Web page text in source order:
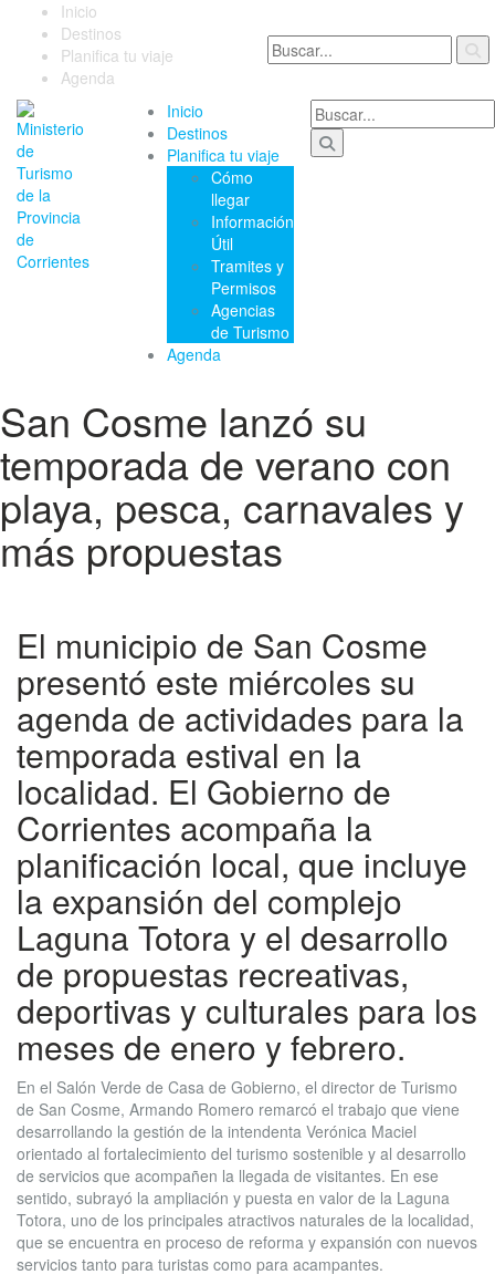
Inicio
Destinos
Planifica tu viaje
Agenda
Inicio
Destinos
Planifica tu viaje
Cómo
llegar
Información
Útil
Tramites y
Permisos
Agencias
de Turismo
Agenda
San Cosme lanzó su
temporada de verano con
playa, pesca, carnavales y
más propuestas
El municipio de San Cosme
presentó este miércoles su
agenda de actividades para la
temporada estival en la
localidad. El Gobierno de
Corrientes acompaña la
planificación local, que incluye
la expansión del complejo
Laguna Totora y el desarrollo
de propuestas recreativas,
deportivas y culturales para los
meses de enero y febrero.
En el Salón Verde de Casa de Gobierno, el director de Turismo
de San Cosme, Armando Romero remarcó el trabajo que viene
desarrollando la gestión de la intendenta Verónica Maciel
orientado al fortalecimiento del turismo sostenible y al desarrollo
de servicios que acompañen la llegada de visitantes. En ese
sentido, subrayó la ampliación y puesta en valor de la Laguna
Totora, uno de los principales atractivos naturales de la localidad,
que se encuentra en proceso de reforma y expansión con nuevos
servicios tanto para turistas como para acampantes.